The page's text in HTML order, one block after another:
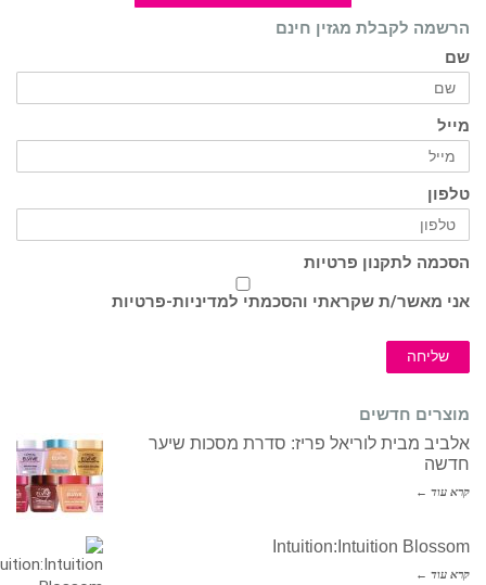
הרשמה לקבלת מגזין חינם
שם
מייל
טלפון
הסכמה לתקנון פרטיות
אני מאשר/ת שקראתי והסכמתי למדיניות-פרטיות
שליחה
מוצרים חדשים
אלביב מבית לוריאל פריז: סדרת מסכות שיער
חדשה
קרא עוד ←
Intuition:Intuition Blossom
קרא עוד ←